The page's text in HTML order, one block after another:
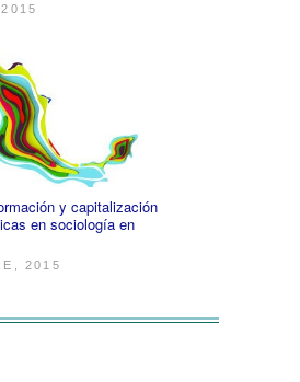
y capitalización
en sociología en
2015